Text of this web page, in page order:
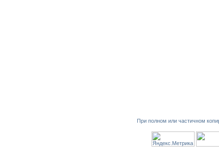
При полном или частичном